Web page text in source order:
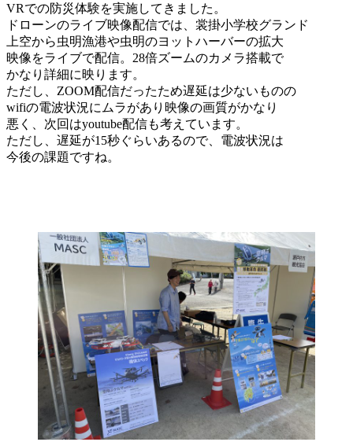
VRでの防災体験を実施してきました。
ドローンのライブ映像配信では、裳掛小学校グランド
上空から虫明漁港や虫明のヨットハーバーの拡大
映像をライブで配信。28倍ズームのカメラ搭載で
かなり詳細に映ります。
ただし、ZOOM配信だったため遅延は少ないものの
wifiの電波状況にムラがあり映像の画質がかなり
悪く、次回はyoutube配信も考えています。
ただし、遅延が15秒ぐらいあるので、電波状況は
今後の課題ですね。